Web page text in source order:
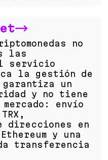
no
las
servicio
la gestión de
un
y no tiene
envío
direcciones en
y una
transferencia